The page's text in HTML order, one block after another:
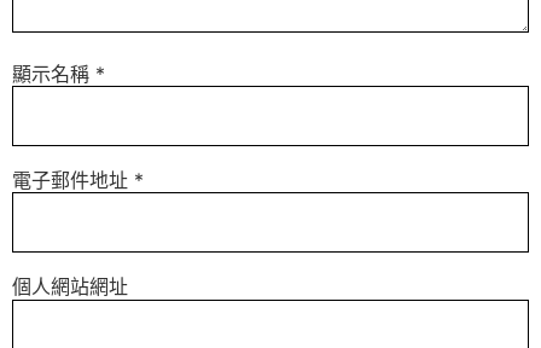
顯示名稱 *
電子郵件地址 *
個人網站網址